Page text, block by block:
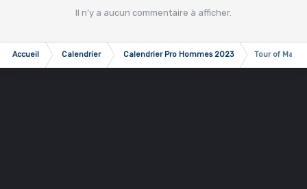
Il n’y a aucun commentaire à afficher.
Accueil Calendrier Calendrier Pro Hommes 2023 Tour of